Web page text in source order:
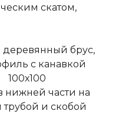
скатом,
деревянный брус,
с канавкой
нижней части на
трубой и скобой